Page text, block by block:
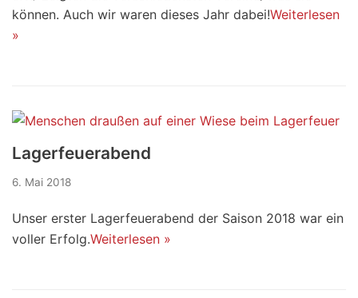
können. Auch wir waren dieses Jahr dabei!Weiterlesen
»
Lagerfeuerabend
6. Mai 2018
Unser erster Lagerfeuerabend der Saison 2018 war ein
voller Erfolg.Weiterlesen »